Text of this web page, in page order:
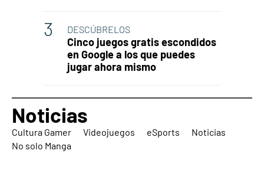
DESCÚBRELOS
Cinco juegos gratis escondidos
en Google a los que puedes
jugar ahora mismo
Noticias
Cultura Gamer Videojuegos eSports
Noticias
No solo Manga